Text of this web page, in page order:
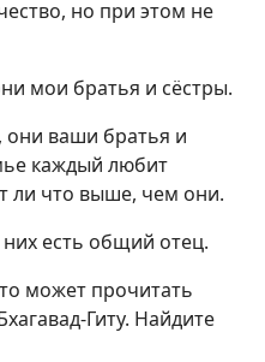
но при этом не
мои братья и сёстры.
они ваши братья и
каждый любит
ли что выше, чем они.
есть общий отец.
может прочитать
Гиту. Найдите